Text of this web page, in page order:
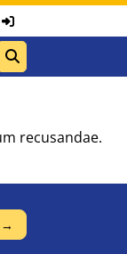
recusandae.